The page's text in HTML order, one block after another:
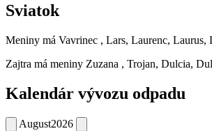
Sviatok
Meniny má Vavrinec , Lars, Laurenc, Laurus,
Zajtra má meniny Zuzana , Trojan, Dulcia,
Kalendár vývozu odpadu
August2026